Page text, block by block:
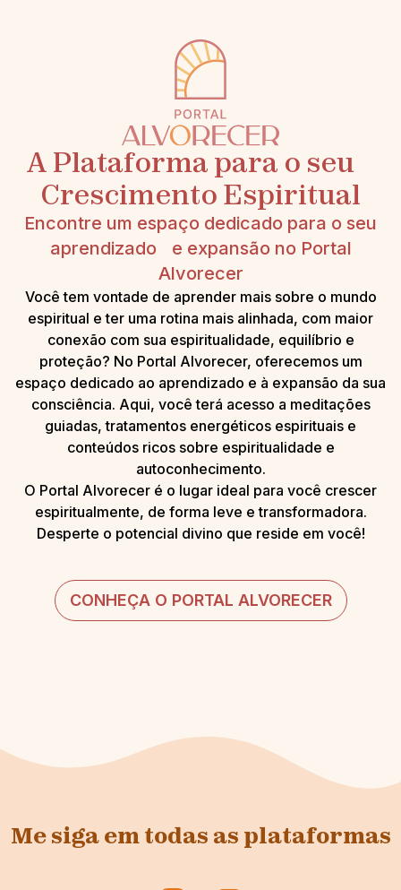
A Plataforma para o seu
Crescimento Espiritual
Encontre um espaço dedicado para o seu
aprendizado e expansão no Portal
Alvorecer
Você tem vontade de aprender mais sobre o mundo
espiritual e ter uma rotina mais alinhada, com maior
conexão com sua espiritualidade, equilíbrio e
proteção? No Portal Alvorecer, oferecemos um
espaço dedicado ao aprendizado e à expansão da sua
consciência. Aqui, você terá acesso a meditações
guiadas, tratamentos energéticos espirituais e
conteúdos ricos sobre espiritualidade e
autoconhecimento.
O Portal Alvorecer é o lugar ideal para você crescer
espiritualmente, de forma leve e transformadora.
Desperte o potencial divino que reside em você!
CONHEÇA O PORTAL ALVORECER
Me siga em todas as plataformas